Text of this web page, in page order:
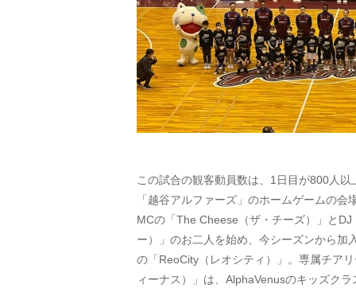
この試合の観客動員数は、1日目が800人
「越谷アルファーズ」のホームゲームの
MCの「The Cheese（ザ・チーズ）」と
ー）」のお二人を始め、今シーズンから加
の「ReoCity（レオシティ）」。専属チア
ィーナス）」は、AlphaVenusのキッズク